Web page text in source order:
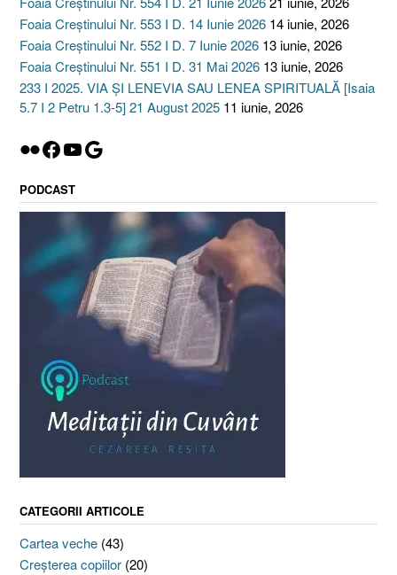
Foaia Creștinului Nr. 553 I D. 14 Iunie 2026 14 iunie, 2026
Foaia Creștinului Nr. 552 I D. 7 Iunie 2026 13 iunie, 2026
Foaia Creștinului Nr. 551 I D. 31 Mai 2026 13 iunie, 2026
233 I 2025. VIA ȘI LENEVIA SAU LENEA SPIRITUALĂ [Isaia
5.7 I 2 Petru 1.3-5] 21 August 2025 11 iunie, 2026
Flickr
Facebook
YouTube
Google
PODCAST
CATEGORII ARTICOLE
Cartea veche (43)
Creşterea copiilor (20)